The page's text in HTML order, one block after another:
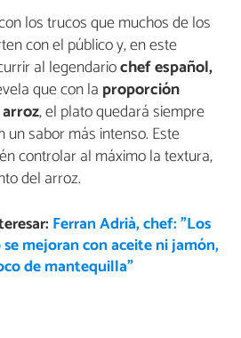
los trucos que muchos de los
con el público y, en este
al legendariochef español,
que con la proporción
, el plato quedará siempre
un sabor más intenso. Este
controlar al máximo la textura,
del arroz.
Ferran Adrià, chef: "Los
mejoran con aceite ni jamón,
de mantequilla"